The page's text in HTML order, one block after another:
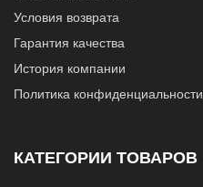
КАТЕГОРИИ ТОВАРОВ
Условия возврата
Гарантия качества
История компании
Политика конфиденциальности